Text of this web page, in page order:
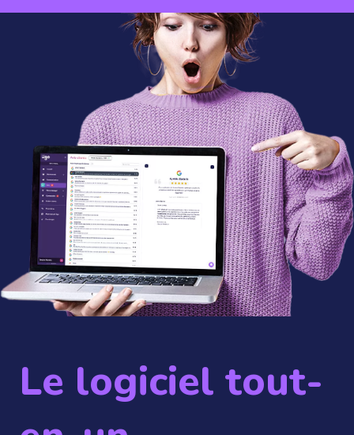
Le logiciel tout-